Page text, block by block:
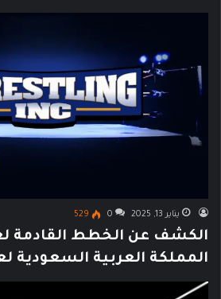
يناير 13, 2025 0
529
المملكة العربية السعودية لعام